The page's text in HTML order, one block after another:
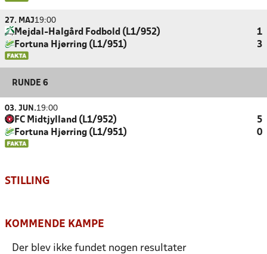
27. MAJ19:00
Mejdal-Halgård Fodbold (L1/952)
1
Fortuna Hjørring (L1/951)
3
RUNDE 6
03. JUN.19:00
FC Midtjylland (L1/952)
5
Fortuna Hjørring (L1/951)
0
STILLING
KOMMENDE KAMPE
Der blev ikke fundet nogen resultater